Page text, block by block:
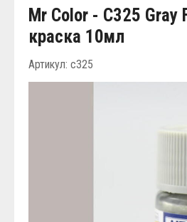
Mr Color - C325 Gray
краска 10мл
Артикул: c325